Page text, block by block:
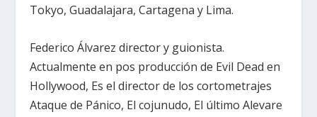
Tokyo, Guadalajara, Cartagena y Lima.
Federico Álvarez director y guionista.
Actualmente en pos producción de Evil Dead en
Hollywood, Es el director de los cortometrajes
Ataque de Pánico, El cojunudo, El último Alevare